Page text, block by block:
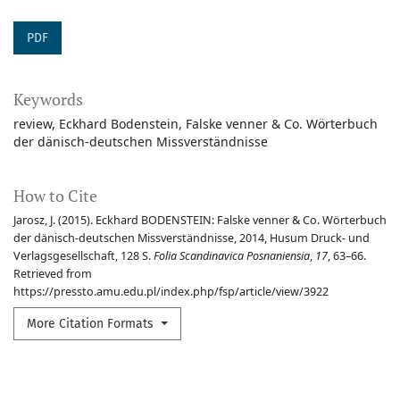
PDF
Keywords
review Eckhard Bodenstein Falske venner & Co. Wörterbuch
der dänisch-deutschen Missverständnisse
How to Cite
Jarosz, J. (2015). Eckhard BODENSTEIN: Falske venner & Co. Wörterbuch
der dänisch-deutschen Missverständnisse, 2014, Husum Druck- und
Verlagsgesellschaft, 128 S.Folia Scandinavica Posnaniensia, 17, 63–66.
Retrieved from
https://pressto.amu.edu.pl/index.php/fsp/article/view/3922
More Citation Formats